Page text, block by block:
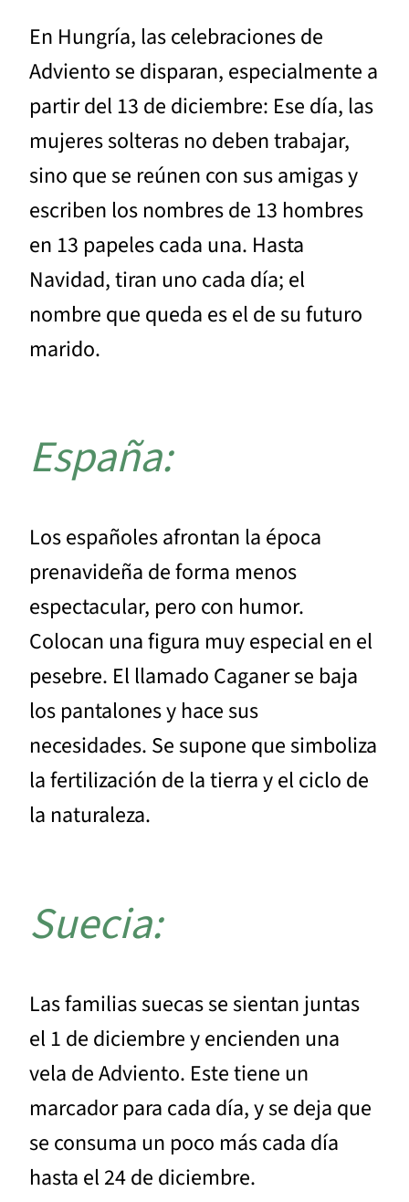
En Hungría, las celebraciones de
Adviento se disparan, especialmente a
partir del 13 de diciembre: Ese día, las
mujeres solteras no deben trabajar,
sino que se reúnen con sus amigas y
escriben los nombres de 13 hombres
en 13 papeles cada una. Hasta
Navidad, tiran uno cada día; el
nombre que queda es el de su futuro
marido.
España:
Los españoles afrontan la época
prenavideña de forma menos
espectacular, pero con humor.
Colocan una figura muy especial en el
pesebre. El llamado Caganer se baja
los pantalones y hace sus
necesidades. Se supone que simboliza
la fertilización de la tierra y el ciclo de
la naturaleza.
Suecia:
Las familias suecas se sientan juntas
el 1 de diciembre y encienden una
vela de Adviento. Este tiene un
marcador para cada día, y se deja que
se consuma un poco más cada día
hasta el 24 de diciembre.